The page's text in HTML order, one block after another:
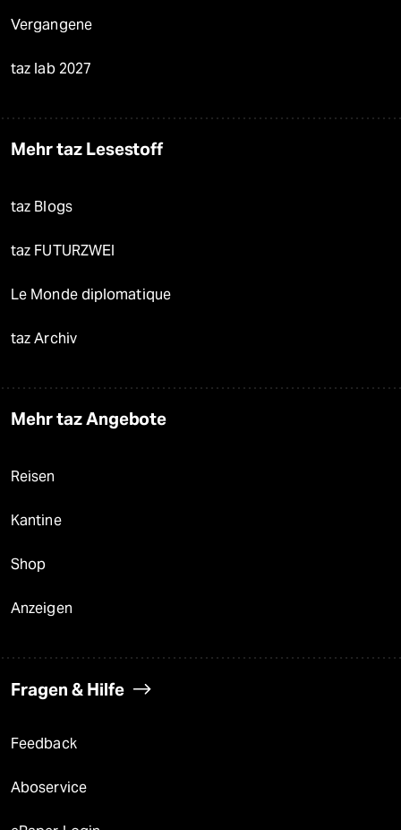
Vergangene
taz lab 2027
Mehr taz Lesestoff
taz Blogs
taz FUTURZWEI
Le Monde diplomatique
taz Archiv
Mehr taz Angebote
Reisen
Kantine
Shop
Anzeigen
Fragen & Hilfe
Feedback
Aboservice